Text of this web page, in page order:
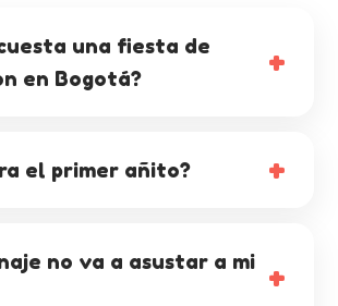
una fiesta de
en Bogotá?
el primer añito?
no va a asustar a mi